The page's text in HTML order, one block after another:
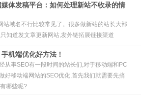
体发稿平台：如何处理新站不收录的情
站域名不行比较常见了。很多做新站的站长大部
知道发文章更新网站,发外链拓展链接渠道
机端优化好方法！
从事SEO有一段时间的站长们,对于移动端和PC
好移动端网站的SEO优化,首先我们就需要先搞
哪些呢?